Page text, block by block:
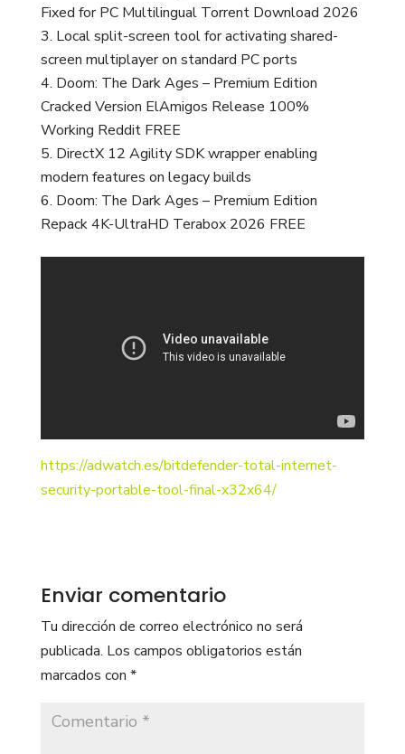
Fixed for PC Multilingual Torrent Download 2026
Local split-screen tool for activating shared-
screen multiplayer on standard PC ports
Doom: The Dark Ages – Premium Edition
Cracked Version ElAmigos Release 100%
Working Reddit FREE
DirectX 12 Agility SDK wrapper enabling
modern features on legacy builds
Doom: The Dark Ages – Premium Edition
Repack 4K-UltraHD Terabox 2026 FREE
https://adwatch.es/bitdefender-total-internet-
security-portable-tool-final-x32x64/
Enviar comentario
Tu dirección de correo electrónico no será
publicada. Los campos obligatorios están
marcados con *